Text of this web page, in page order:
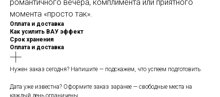
романтичного вечера, комплимента или приятного
момента «просто так».
Оплата и доставка
Как усилить ВАУ эффект
Срок хранения
Оплата и доставка
Нужен заказ сегодня? Напишите — подскажем, что успеем подготовить.
Дата уже известна? Оформите заказ заранее — свободные места на